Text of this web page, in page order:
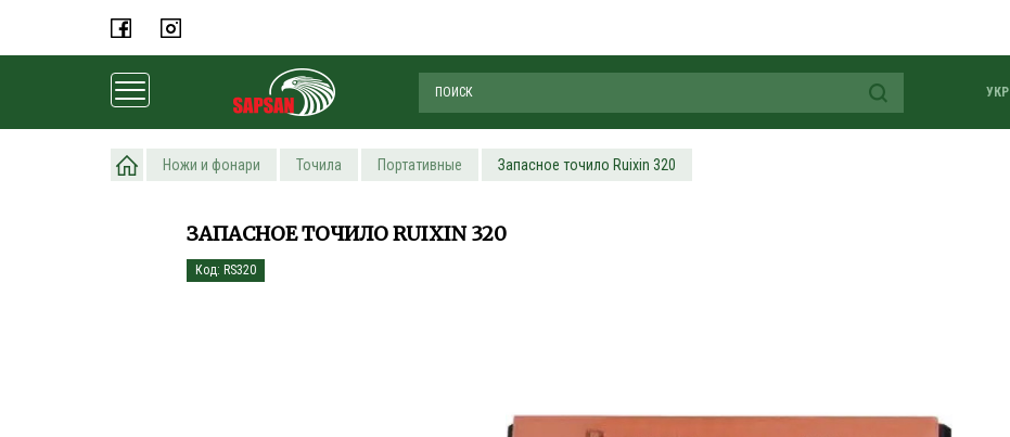
УКР
Ножи и фонари Точила Портативные Запасное точило Ruixin 320
ЗАПАСНОЕ ТОЧИЛО RUIXIN 320
Код: RS320